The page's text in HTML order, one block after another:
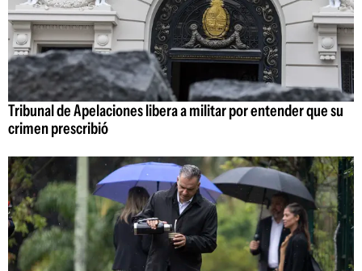
Tribunal de Apelaciones libera a militar por entender que su
crimen prescribió